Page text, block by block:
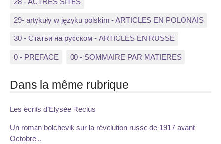
28 - AUTRES SITES
29- artykuły w języku polskim - ARTICLES EN POLONAIS
30 - Статьи на русском - ARTICLES EN RUSSE
0 - PREFACE 00 - SOMMAIRE PAR MATIERES
Dans la même rubrique
Les écrits d’Elysée Reclus
Un roman bolchevik sur la révolution russe de 1917 avant
Octobre...